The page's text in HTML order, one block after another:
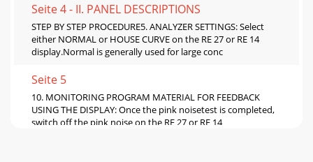
Seite 4 - II. PANEL DESCRIPTIONS
STEP BY STEP PROCEDURE5. ANALYZER SETTINGS: Select
either NORMAL or HOUSE CURVE on the RE 27 or RE 14
display.Normal is generally used for large conc
Seite 5
10. MONITORING PROGRAM MATERIAL FOR FEEDBACK
USING THE DISPLAY: Once the pink noisetest is completed,
switch off the pink noise on the RE 27 or RE 14